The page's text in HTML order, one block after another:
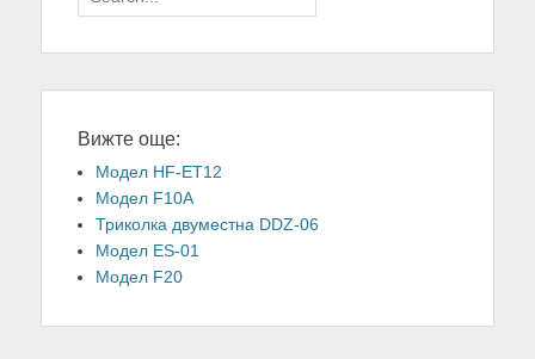
for:
Вижте още:
Модел HF-ET12
Модел F10A
Триколка двуместна DDZ-06
Модел ES-01
Модел F20